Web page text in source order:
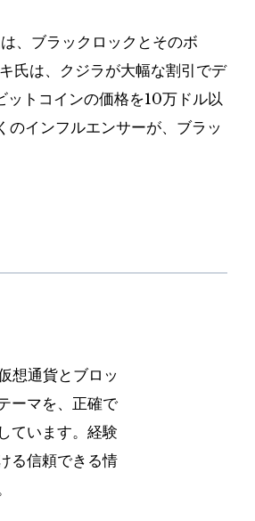
、ブラックロックとそのボ
氏は、クジラが大幅な割引でデ
ットコインの価格を10万ドル以
インフルエンサーが、ブラッ
想通貨とブロッ
ーマを、正確で
ています。経験
る信頼できる情